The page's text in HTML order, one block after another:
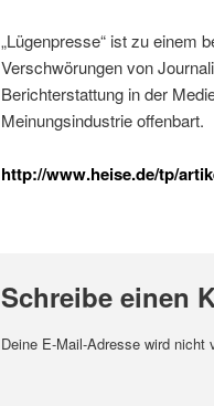
„Lügenpresse“ ist zu einem
Verschwörungen von
Berichterstattung in der
Meinungsindustrie offenbart.
http://www.heise.de/tp/
Schreibe einen
Deine E-Mail-Adresse wird nicht